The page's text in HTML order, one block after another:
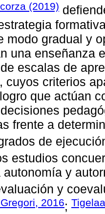
(2019)
modo gradual y
una enseñanza
escalas de
cuyos criterios
que actúan
frente a
de
estudios
autonomía y
y
2016;